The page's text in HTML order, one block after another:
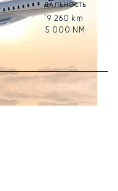
ДАЛЬНОСТЬ
9 260 km
5 000 NM